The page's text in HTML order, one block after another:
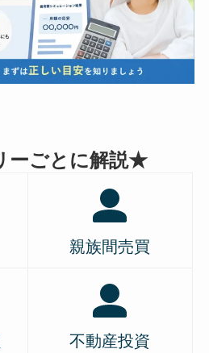
ーごとに解説★
親族間売買
不動産投資